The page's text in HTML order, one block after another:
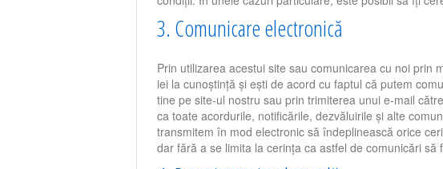
3. Comunicare electronică
Prin utilizarea acestui site sau comunicarea cu noi prin
iei la cunoștință și ești de acord cu faptul că putem
tine pe site-ul nostru sau prin trimiterea unui e-mail
ca toate acordurile, notificările, dezvăluirile și alte
transmitem în mod electronic să îndeplinească orice
dar fără a se limita la cerința ca astfel de comunicări să